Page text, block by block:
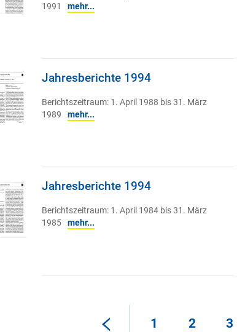
1991
mehr...
Jahresberichte 1994
Berichtszeitraum: 1. April 1988 bis 31. März
1989
mehr...
Jahresberichte 1994
Berichtszeitraum: 1. April 1984 bis 31. März
1985
mehr...
1 2 3